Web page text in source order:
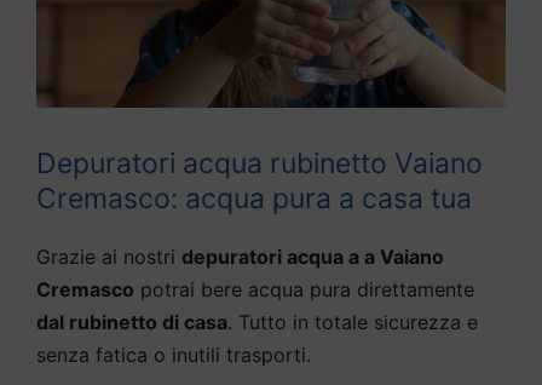
Depuratori acqua rubinetto Vaiano
Cremasco: acqua pura a casa tua
Grazie ai nostri depuratori acqua a a Vaiano
Cremasco potrai bere acqua pura direttamente
dal rubinetto di casa. Tutto in totale sicurezza e
senza fatica o inutili trasporti.